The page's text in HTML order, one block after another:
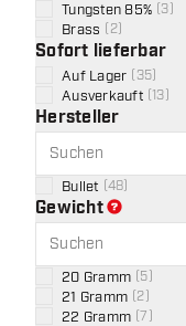
Tungsten 85% 3
Brass 2)
Sofort lieferbar
Auf Lager 35
Ausverkauft 13
Hersteller
Bullet 48
Gewicht
20 Gramm 5
21 Gramm 2
22 Gramm (7